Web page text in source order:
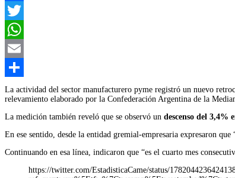
Facebook
Twitter
WhatsApp
Email
Compartir
La actividad del sector manufacturero pyme registró un nuevo
relevamiento elaborado por la Confederación Argentina de la
La medición también reveló que se observó un descenso del 3,4%
En ese sentido, desde la entidad gremial-empresaria expresaron
Continuando en esa línea, indicaron que “es el cuarto mes
https://twitter.com/EstadisticaCame/status/